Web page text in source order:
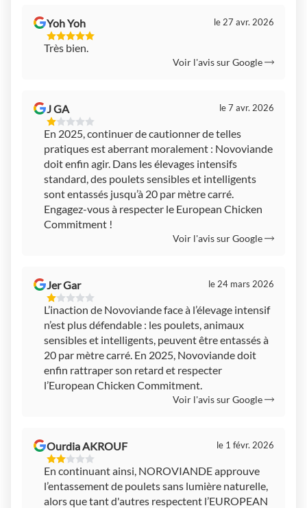
Yoh Yoh
5
Étoiles
le 27 avr. 2026
Très bien.
Voir l'avis sur Google
J GA
1
Étoiles
Sur
5
le 7 avr. 2026
En 2025, continuer de cautionner de telles
pratiques est aberrant moralement : Novoviande
doit enfin agir. Dans les élevages intensifs
standard, des poulets sensibles et intelligents
sont entassés jusqu’à 20 par mètre carré.
Engagez-vous à respecter le European Chicken
Commitment !
Voir l'avis sur Google
Jer Gar
1
Étoiles
Sur
5
le 24 mars 2026
L’inaction de Novoviande face à l’élevage intensif
n’est plus défendable : les poulets, animaux
sensibles et intelligents, peuvent être entassés à
20 par mètre carré. En 2025, Novoviande doit
enfin rattraper son retard et respecter
l’European Chicken Commitment.
Voir l'avis sur Google
Ourdia AKROUF
2
Étoiles
Sur
5
le 1 févr. 2026
En continuant ainsi, NOROVIANDE approuve
l’entassement de poulets sans lumière naturelle,
alors que tant d'autres respectent l’EUROPEAN